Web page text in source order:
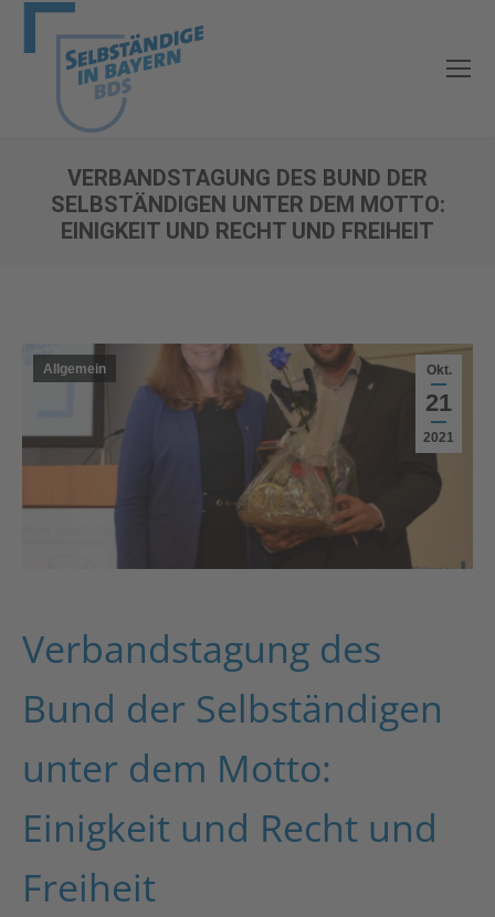
VERBANDSTAGUNG DES BUND DER
SELBSTÄNDIGEN UNTER DEM MOTTO:
EINIGKEIT UND RECHT UND FREIHEIT
Okt.
21
2021
Allgemein
Verbandstagung des
Bund der Selbständigen
unter dem Motto:
Einigkeit und Recht und
Freiheit